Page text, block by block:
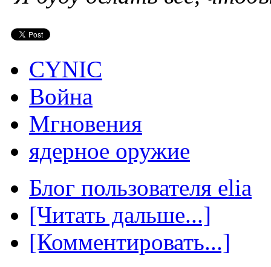
CYNIC
Война
Мгновения
ядерное оружие
Блог пользователя elia
[Читать дальше...]
[Комментировать...]